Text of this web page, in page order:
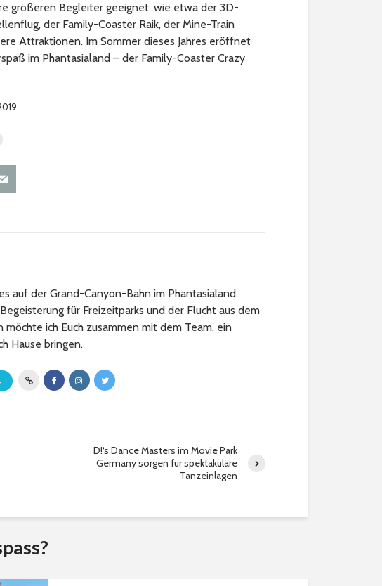
größeren Begleiter geeignet: wie etwa der 3D-
der Family-Coaster Raik, der Mine-Train
Attraktionen. Im Sommer dieses Jahres eröffnet
im Phantasialand – der Family-Coaster Crazy
auf der Grand-Canyon-Bahn im Phantasialand.
für Freizeitparks und der Flucht aus dem
ich Euch zusammen mit dem Team, ein
Hause bringen.
D!‘s Dance Masters im Movie Park
Germany sorgen für spektakuläre
Tanzeinlagen